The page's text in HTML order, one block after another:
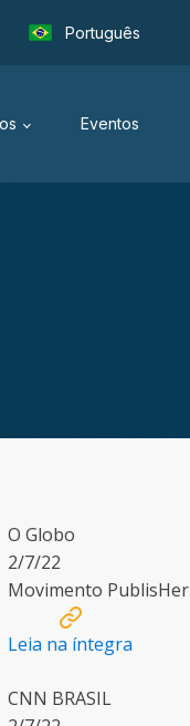
Português
Eventos
O Globo
2/7/22
Movimento
Leia na íntegra
CNN BRASIL